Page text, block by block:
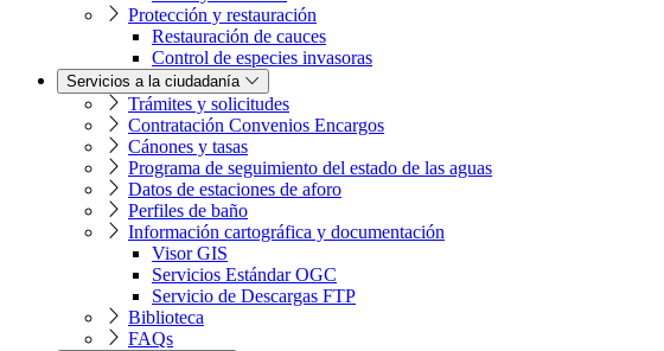
Protección y restauración
Restauración de cauces
Control de especies invasoras
Servicios a la ciudadanía
Trámites y solicitudes
Contratación Convenios Encargos
Cánones y tasas
Programa de seguimiento del estado de las aguas
Datos de estaciones de aforo
Perfiles de baño
Información cartográfica y documentación
Visor GIS
Servicios Estándar OGC
Servicio de Descargas FTP
Biblioteca
FAQs